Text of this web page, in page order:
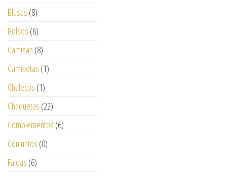
Blusas (8)
Bolsos (6)
Camisas (8)
Camisetas (1)
Chalecos (1)
Chaquetas (22)
Complementos (6)
Conjuntos (0)
Faldas (6)